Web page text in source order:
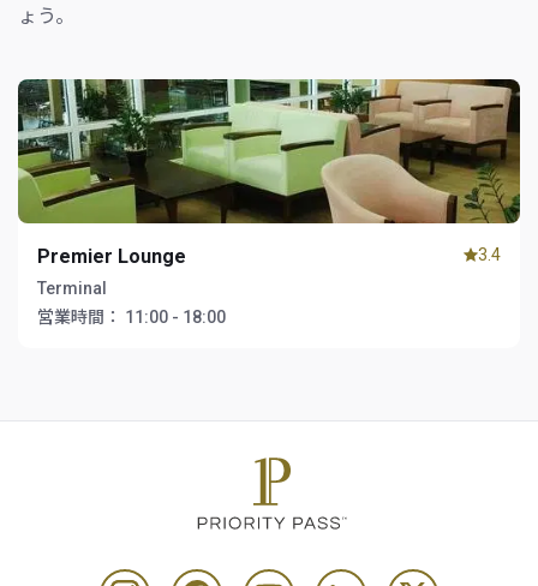
ょう。
Premier Lounge
Terminal
営業時間：
11:00 - 18:00
3.4